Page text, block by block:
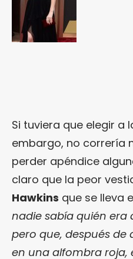
Si tuviera que elegir a
embargo, no correría
perder apéndice
claro que la peor
Hawkins que se lleva
nadie sabía quién era
pero que, después de
en una alfombra